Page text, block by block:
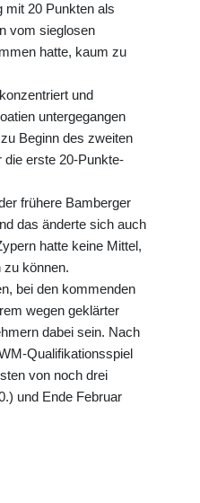
mit 20 Punkten als
vom sieglosen
hatte, kaum zu
und
untergegangen
Beginn des zweiten
die erste 20-Punkte-
frühere Bamberger
das änderte sich auch
hatte keine Mittel,
zu können.
bei den kommenden
wegen geklärter
dabei sein. Nach
Qualifikationsspiel
von noch drei
und Ende Februar